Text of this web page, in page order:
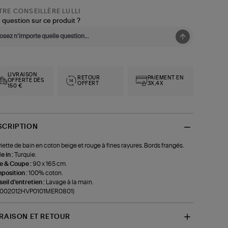
CONSEILLÈRE LULLI
question sur ce produit ?
LIVRAISON
OFFERTE DÈS
150 €
RETOUR
OFFERT
PAIEMENT EN
3X,4X
de bain en coton beige et rouge à fines rayures. Bords frangés.
in :Turquie.
& Coupe : 90 x 165 cm.
:100% coton.
d'entretien :
Lavage à la main.
ET RETOUR